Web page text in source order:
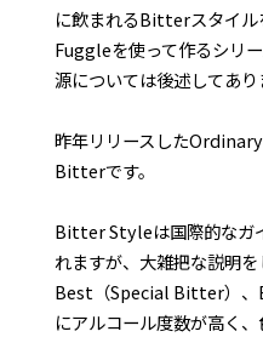
に飲まれるBitterスタイル
Fuggleを使って作るシリ
源については後述してあり
昨年リリースした
Bitterです。
Bitter Styleは国際的なガ
れますが、大雑把な説明
Best（Special Bitter）、
にアルコール度数が高く